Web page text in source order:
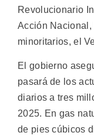
Revolucionario
Acción Nacional,
minoritarios, el
El gobierno
pasará de los
diarios a tres
2025. En gas
de pies cúbicos